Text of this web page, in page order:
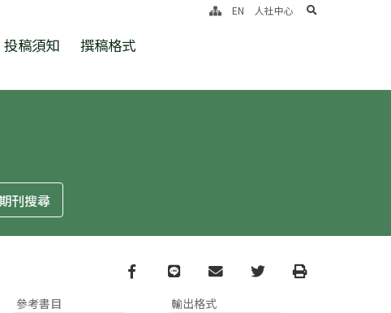
投稿須知 撰稿格式
EN 人社中心 search
Facebook
line email TwitterPrint
參考書目 輸出格式